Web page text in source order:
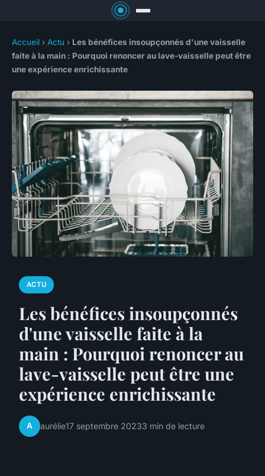
Accueil › Actu › Les bénéfices insoupçonnés d'une vaisselle
faite à la main : Pourquoi renoncer au lave-vaisselle peut être
une expérience enrichissante
ACTU
Les bénéfices insoupçonnés
d'une vaisselle faite à la
main : Pourquoi renoncer au
lave-vaisselle peut être une
expérience enrichissante
A aurélie17 septembre 20233 min de lecture